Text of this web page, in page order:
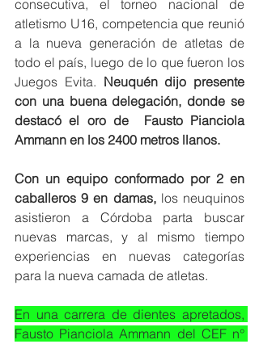
consecutiva, el torneo nacional de
atletismo U16, competencia que reunió
a la nueva generación de atletas de
todo el país, luego de lo que fueron los
Juegos Evita. Neuquén dijo presente
con una buena delegación, donde se
destacó el oro de  Fausto Pianciola
Ammann en los 2400 metros llanos.
Con un equipo conformado por 2 en
caballeros 9 en damas, los neuquinos
asistieron a Córdoba parta buscar
nuevas marcas, y al mismo tiempo
experiencias en nuevas categorías
para la nueva camada de atletas.
En una carrera de dientes apretados,
Fausto Pianciola Ammann del CEF n°